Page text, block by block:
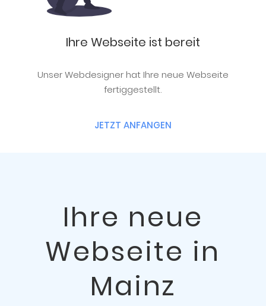
Ihre Webseite ist bereit
Unser Webdesigner hat Ihre neue Webseite
fertiggestellt.
JETZT ANFANGEN
Ihre neue
Webseite in
Mainz